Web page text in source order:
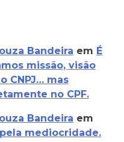
Bandeira em É
missão, visão
CNPJ… mas
no CPF.
Bandeira em
mediocridade.